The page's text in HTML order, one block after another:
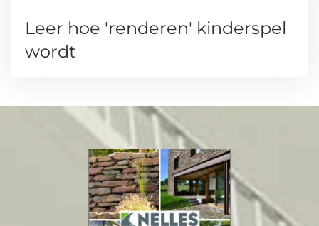
Leer hoe 'renderen' kinderspel
wordt